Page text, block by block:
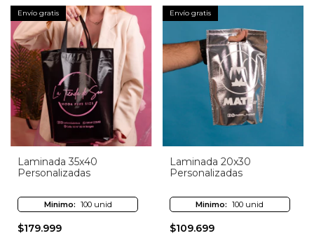
Envío gratis
Laminada 35x40
Personalizadas
Minimo: 100 unid
$179.999
Envío gratis
Laminada 20x30
Personalizadas
Minimo: 100 unid
$109.699